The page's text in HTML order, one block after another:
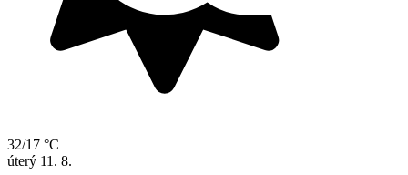
32/17 °C
úterý 11. 8.